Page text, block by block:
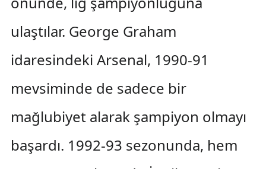
ulaştılar. George Graham
idaresindeki Arsenal, 1990-91
mevsiminde de sadece bir
mağlubiyet alarak şampiyon olmayı
başardı. 1992-93 sezonunda, hem